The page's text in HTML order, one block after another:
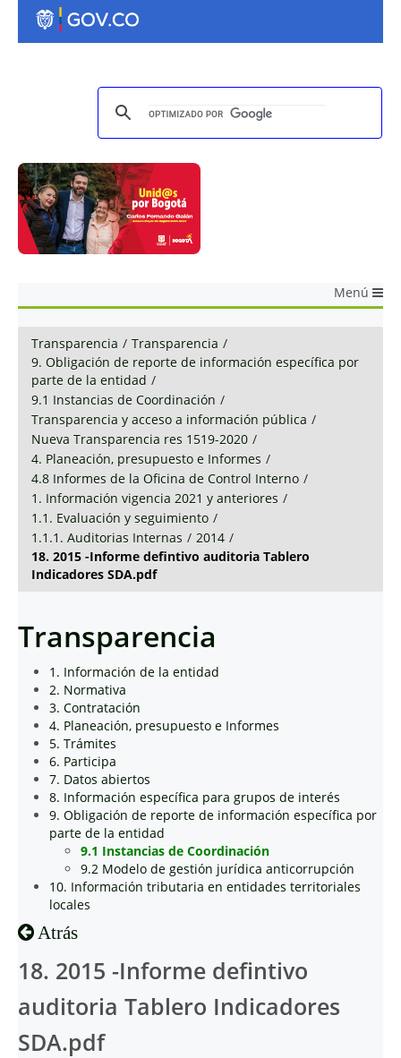
Menú
Transparencia / Transparencia /
9. Obligación de reporte de información específica por
parte de la entidad /
9.1 Instancias de Coordinación /
Transparencia y acceso a información pública /
Nueva Transparencia res 1519-2020 /
4. Planeación, presupuesto e Informes /
4.8 Informes de la Oficina de Control Interno /
1. Información vigencia 2021 y anteriores /
1.1. Evaluación y seguimiento /
1.1.1. Auditorias Internas / 2014 /
18. 2015 -Informe defintivo auditoria Tablero
Indicadores SDA.pdf
Transparencia
1. Información de la entidad
2. Normativa
3. Contratación
4. Planeación, presupuesto e Informes
5. Trámites
6. Participa
7. Datos abiertos
8. Información específica para grupos de interés
9. Obligación de reporte de información específica por
parte de la entidad
9.1 Instancias de Coordinación
9.2 Modelo de gestión jurídica anticorrupción
10. Información tributaria en entidades territoriales
locales
Atrás
18. 2015 -Informe defintivo
auditoria Tablero Indicadores
SDA.pdf